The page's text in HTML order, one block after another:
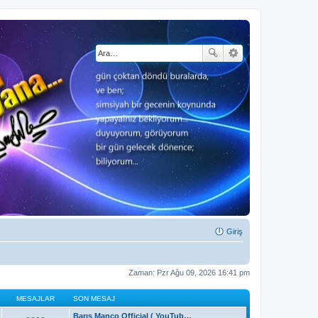
Giriş
Zaman: Pzr Ağu 09, 2026 16:41 pm
MESAJLAR SON MESAJ
Barış Manço Official ( YouTub…